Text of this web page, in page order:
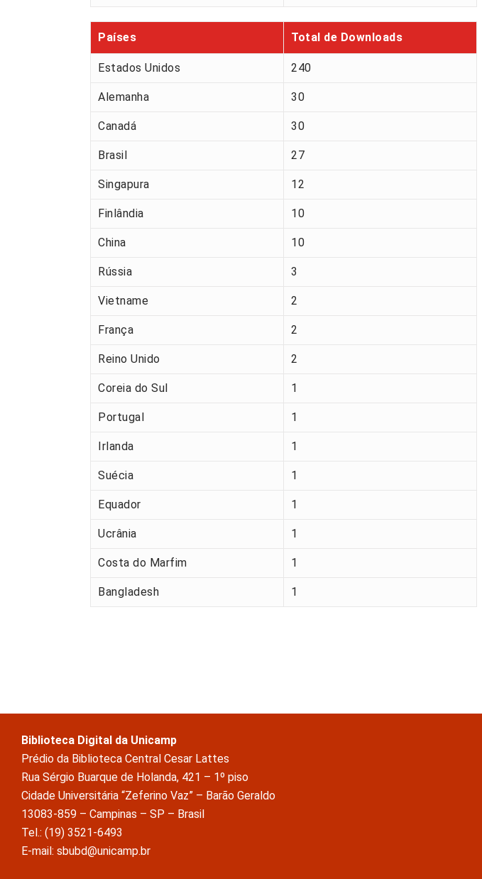
Países Total de Downloads
Estados Unidos 240
Alemanha 30
Canadá 30
Brasil 27
Singapura 12
Finlândia 10
China 10
Rússia 3
Vietname 2
França 2
Reino Unido 2
Coreia do Sul 1
Portugal 1
Irlanda 1
Suécia 1
Equador 1
Ucrânia 1
Costa do Marfim 1
Bangladesh 1
Biblioteca Digital da Unicamp
Prédio da Biblioteca Central Cesar Lattes
Rua Sérgio Buarque de Holanda, 421 – 1º piso
Cidade Universitária “Zeferino Vaz” – Barão Geraldo
13083-859 – Campinas – SP – Brasil
Tel.: (19) 3521-6493
E-mail: sbubd@unicamp.br